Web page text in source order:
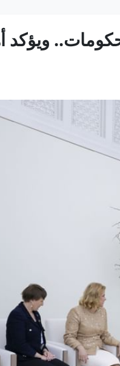
ويؤكد